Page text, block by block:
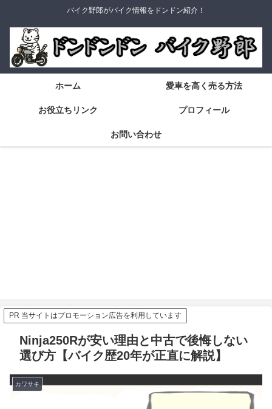
バイク野郎がバイク情報をドンドン紹介！
ホーム 愛車を高く売る方法
お役立ちリンク プロフィール
お問い合わせ
PR 当サイトはプロモーション広告を利用しています
Ninja250Rが安い理由と中古で後悔しない
選び方【バイク歴20年が正直に解説】
カワサキ